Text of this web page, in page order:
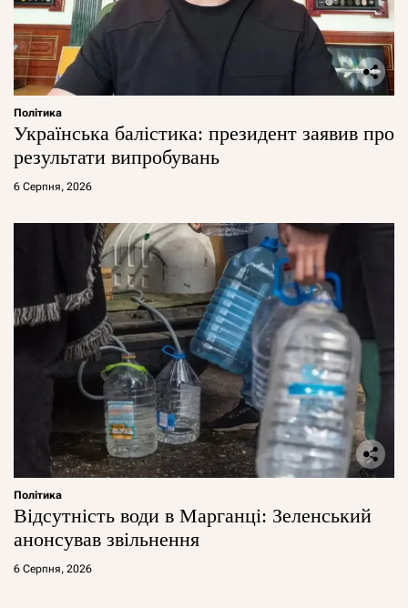
Політика
Українська балістика: президент заявив про
результати випробувань
6 Серпня, 2026
Політика
Відсутність води в Марганці: Зеленський
анонсував звільнення
6 Серпня, 2026